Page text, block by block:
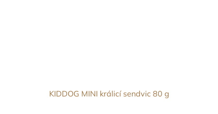
KIDDOG MINI králicí sendvic 80 g